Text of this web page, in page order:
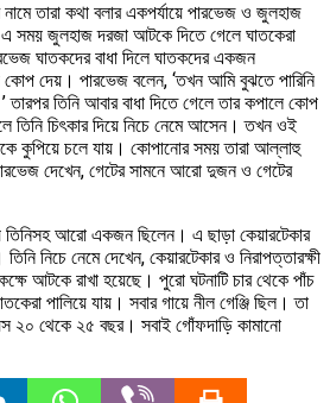
নামে তারা কথা বলার একপর্যায়ে পারভেজ ও জুলহাজ
সময় জুলহাজ দরজা আটকে দিতে গেলে ঘাতকেরা
ঘাতকদের বাধা দিলে ঘাতকদের একজন
কোপ দেয়। পারভেজ বলেন, ‘তখন আমি বুঝতে পারিনি
তিনি আবার বাধা দিতে গেলে তার কপালে কোপ
চিৎকার দিয়ে নিচে নেমে আসেন। তখন ওই
কুপিয়ে চলে যায়। কোপানোর সময় তারা আল্লাহু
দেখেন, গেটের সামনে আরো দুজন ও গেটের
তিনিসহ আরো একজন ছিলেন। এ ছাড়া কেয়ারটেকার
নিচে নেমে দেখেন, কেয়ারটেকার ও নিরাপত্তারক্ষী
আটকে রাখা হয়েছে। পুরো ঘটনাটি চার থেকে পাঁচ
পালিয়ে যায়। সবার গায়ে নীল গেঞ্জি ছিল। তা
২০ থেকে ২৫ বছর। সবাই গোঁফদাড়ি কামানো